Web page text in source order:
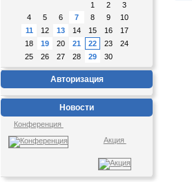
1
2
3
4
5 6 7 8 9
10
11
12 13 14 15 16
17
18
19 20 21 22 23
24
25
26 27 28 29 30
Авторизация
Новости
Конференция
Акция